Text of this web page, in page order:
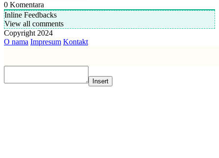
0 Komentara
Inline Feedbacks
View all comments
Copyright 2024
O nama Impresum Kontakt
Insert